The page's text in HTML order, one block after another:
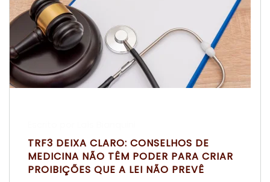
TRF3 DEIXA CLARO: CONSELHOS DE
MEDICINA NÃO TÊM PODER PARA CRIAR
PROIBIÇÕES QUE A LEI NÃO PREVÊ